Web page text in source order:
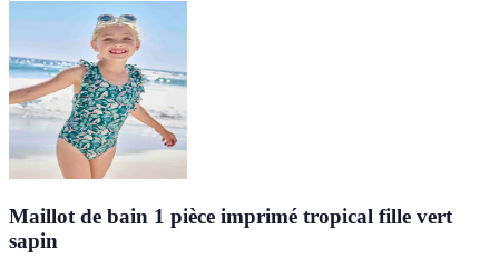
Maillot de bain 1 pièce imprimé tropical fille vert
sapin